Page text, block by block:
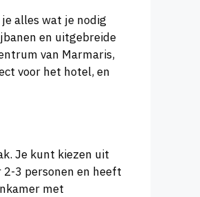
alles wat je nodig
en uitgebreide
van Marmaris,
voor het hotel, en
Je kunt kiezen uit
2-3 personen en heeft
met